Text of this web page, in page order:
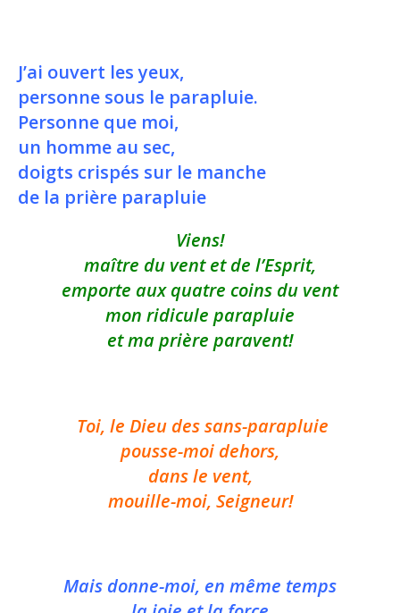
J’ai ouvert les yeux,
personne sous le parapluie.
Personne que moi,
un homme au sec,
doigts crispés sur le manche
de la prière parapluie
Viens!
maître du vent et de l’Esprit,
emporte aux quatre coins du vent
mon ridicule parapluie
et ma prière paravent!
Toi, le Dieu des sans-parapluie
pousse-moi dehors,
dans le vent,
mouille-moi, Seigneur!
Mais donne-moi, en même temps